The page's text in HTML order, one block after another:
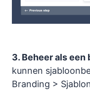
3. Beheer als een
kunnen
Branding >